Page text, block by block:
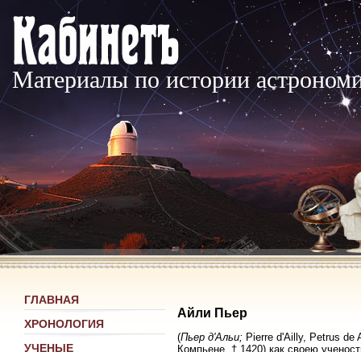
Материалы по истории
ГЛАВНАЯ
ХРОНОЛОГИЯ
УЧЕНЫЕ
Айли Пьер
(Пьер д'Альи; Pierre d'Ailly, Petrus de
Компьене, † 1420) как своею